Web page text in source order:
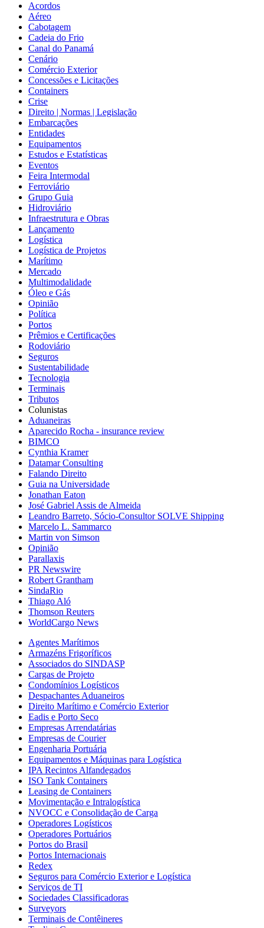
Acordos
Aéreo
Cabotagem
Cadeia do Frio
Canal do Panamá
Cenário
Comércio Exterior
Concessões e Licitações
Containers
Crise
Direito | Normas | Legislação
Embarcações
Entidades
Equipamentos
Estudos e Estatísticas
Eventos
Feira Intermodal
Ferroviário
Grupo Guia
Hidroviário
Infraestrutura e Obras
Lançamento
Logística
Logística de Projetos
Marítimo
Mercado
Multimodalidade
Óleo e Gás
Opinião
Política
Portos
Prêmios e Certificações
Rodoviário
Seguros
Sustentabilidade
Tecnologia
Terminais
Tributos
Colunistas
Aduaneiras
Aparecido Rocha - insurance review
BIMCO
Cynthia Kramer
Datamar Consulting
Falando Direito
Guia na Universidade
Jonathan Eaton
José Gabriel Assis de Almeida
Leandro Barreto, Sócio-Consultor SOLVE Shipping
Marcelo L. Sammarco
Martin von Simson
Opinião
Parallaxis
PR Newswire
Robert Grantham
SindaRio
Thiago Aló
Thomson Reuters
WorldCargo News
Agentes Marítimos
Armazéns Frigoríficos
Associados do SINDASP
Cargas de Projeto
Condomínios Logísticos
Despachantes Aduaneiros
Direito Marítimo e Comércio Exterior
Eadis e Porto Seco
Empresas Arrendatárias
Empresas de Courier
Engenharia Portuária
Equipamentos e Máquinas para Logística
IPA Recintos Alfandegados
ISO Tank Containers
Leasing de Containers
Movimentação e Intralogística
NVOCC e Consolidação de Carga
Operadores Logísticos
Operadores Portuários
Portos do Brasil
Portos Internacionais
Redex
Seguros para Comércio Exterior e Logística
Serviços de TI
Sociedades Classificadoras
Surveyors
Terminais de Contêineres